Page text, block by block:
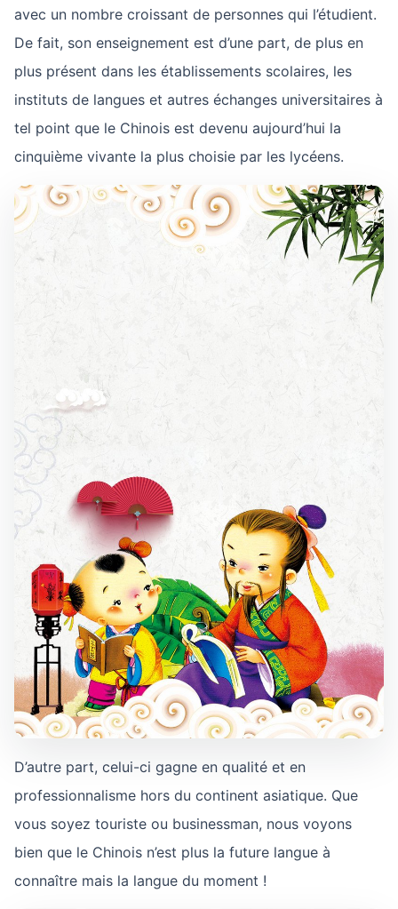
avec un nombre croissant de personnes qui l’étudient.
De fait, son enseignement est d’une part, de plus en
plus présent dans les établissements scolaires, les
instituts de langues et autres échanges universitaires à
tel point que le Chinois est devenu aujourd’hui la
cinquième vivante la plus choisie par les lycéens.
D’autre part, celui-ci gagne en qualité et en
professionnalisme hors du continent asiatique. Que
vous soyez touriste ou businessman, nous voyons
bien que le Chinois n’est plus la future langue à
connaître mais la langue du moment !